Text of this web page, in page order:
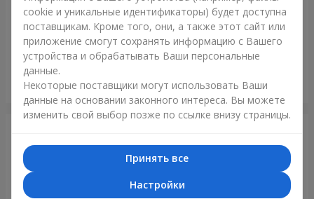
Букет "Сказка моей жизни"
Николаев
cookie и уникальные идентификаторы) будет доступна
поставщикам. Кроме того, они, а также этот сайт или
приложение смогут сохранять информацию с Вашего
устройства и обрабатывать Ваши персональные
данные.
Некоторые поставщики могут использовать Ваши
данные на основании законного интереса. Вы можете
изменить свой выбор позже по ссылке внизу страницы.
Принять все
Настройки